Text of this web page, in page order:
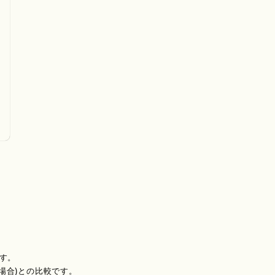
。
)との比較です。